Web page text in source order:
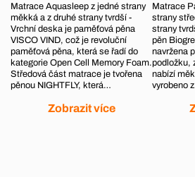
Matrace Aquasleep z jedné strany
měkká a z druhé strany tvrdší -
Vrchní deska je paměťová pěna
VISCO VIND, což je revoluční
paměťová pěna, která se řadí do
kategorie Open Cell Memory Foam.
Středová část matrace je tvořena
pěnou NIGHTFLY, která…
Zobrazit více
Matrace
strany
strany
pěn
navržena
podložku,
nabízí
vyrobeno